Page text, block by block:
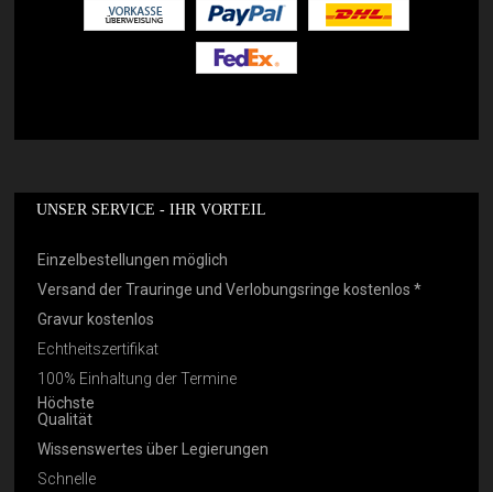
UNSER SERVICE - IHR VORTEIL
Einzelbestellungen möglich
Versand der Trauringe und Verlobungsringe kostenlos *
Gravur kostenlos
Echtheitszertifikat
100% Einhaltung der Termine
Höchste
Qualität
Wissenswertes über Legierungen
Schnelle